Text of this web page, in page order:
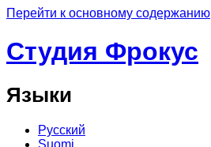
Перейти к основному содержанию
Студия Фрокус
Языки
Русский